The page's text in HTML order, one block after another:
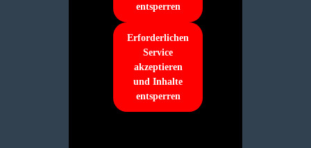
entsperren
Erforderlichen
Service
akzeptieren
und Inhalte
entsperren